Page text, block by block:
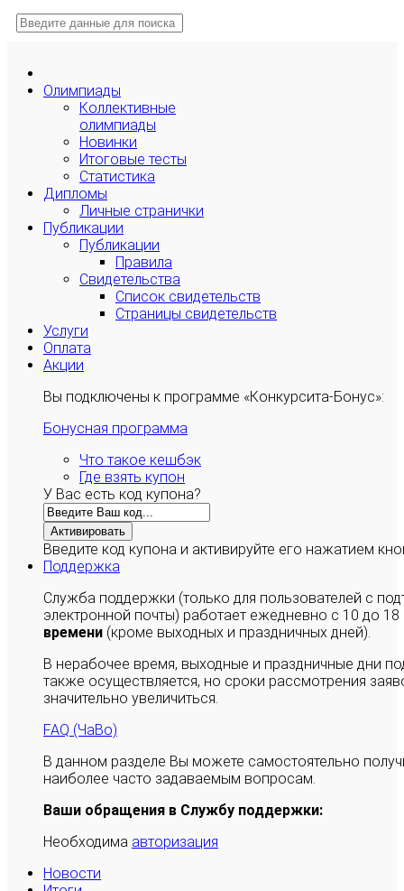
Олимпиады
Коллективные
олимпиады
Новинки
Итоговые тесты
Статистика
Дипломы
Личные странички
Публикации
Публикации
Правила
Свидетельства
Список свидетельств
Страницы свидетельств
Услуги
Оплата
Акции
Вы подключены к программе «Конкурсита-Бонус»:
Бонусная программа
Что такое кешбэк
Где взять купон
У Вас есть код купона?
Активировать
Введите код купона и активируйте его нажатием
Поддержка
Служба поддержки (только для пользователей с
электронной почты) работает ежедневно с 10 до
времени (кроме выходных и праздничных дней).
В нерабочее время, выходные и праздничные дни
также осуществляется, но сроки рассмотрения
значительно увеличиться.
FAQ (ЧаВо)
В данном разделе Вы можете самостоятельно
наиболее часто задаваемым вопросам.
Ваши обращения в Службу поддержки:
Необходима авторизация
Новости